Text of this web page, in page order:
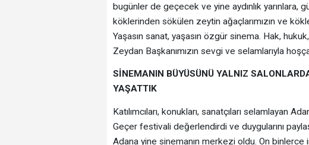
bugünler de geçecek ve yine aydınlık
köklerinden sökülen zeytin ağaçlarımızın ve
Yaşasın sanat, yaşasın özgür sinema. Hak,
Zeydan Başkanımızın sevgi ve selamlarıyla
SİNEMANIN BÜYÜSÜNÜ YALNIZ
YAŞATTIK
Katılımcıları, konukları, sanatçıları selamlayan
Geçer festivali değerlendirdi ve duygularını
Adana yine sinemanın merkezi oldu. On binlerce